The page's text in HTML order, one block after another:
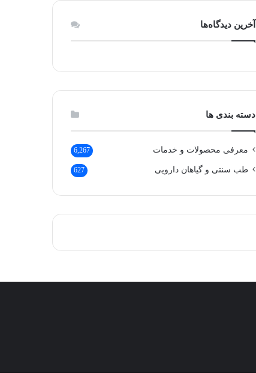
آخرین دیدگاه‌ها
دسته بندی ها
معرفی محصولات و خدمات 6,267
طب سنتی و گیاهان دارویی 627